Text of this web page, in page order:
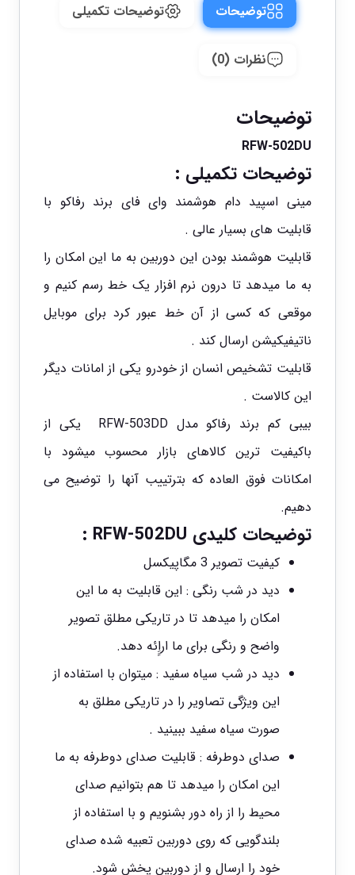
توضیحات توضیحات تکمیلی
نظرات (0)
توضیحات
RFW-502DU
توضیحات تکمیلی :
مینی اسپید دام هوشمند وای فای برند رفاکو با
قابلیت های بسیار عالی .
قابلیت هوشمند بودن این دوربین به ما این امکان را
به ما میدهد تا درون نرم افزار یک خط رسم کنیم و
موقعی که کسی از آن خط عبور کرد برای موبایل
ناتیفیکیشن ارسال کند .
قابلیت تشخیص انسان از خودرو یکی از امانات دیگر
این کالاست .
بیبی کم برند رفاکو مدل RFW-503DD یکی از
باکیفیت ترین کالاهای بازار محسوب میشود با
امکانات فوق العاده که بترتییب آنها را توضیح می
دهیم.
توضیحات کلیدی RFW-502DU :
کیفیت تصویر 3 مگاپیکسل
دید در شب رنگی : این قابلیت به ما این
امکان را میدهد تا در تاریکی مطلق تصویر
واضح و رنگی برای ما اراِِِئه دهد.
دید در شب سیاه سفید : میتوان با استفاده از
این ویژگی تصاویر را در تاریکی مطلق به
صورت سیاه سفید ببینید .
صدای دوطرفه : قابلیت صدای دوطرفه به ما
این امکان را میدهد تا هم بتوانیم صدای
محیط را از راه دور بشنویم و با استفاده از
بلندگویی که روی دوربین تعبیه شده صدای
خود را ارسال و از دوربین پخش شود.